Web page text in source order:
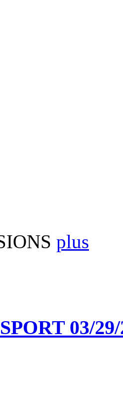
plus
03/29/